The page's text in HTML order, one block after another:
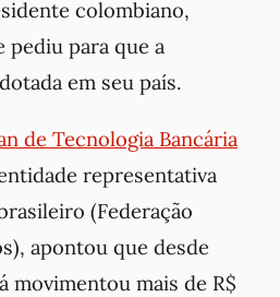
colombiano,
pediu para que a
em seu país.
de Tecnologia Bancária
representativa
(Federação
apontou que desde
movimentou mais de R$